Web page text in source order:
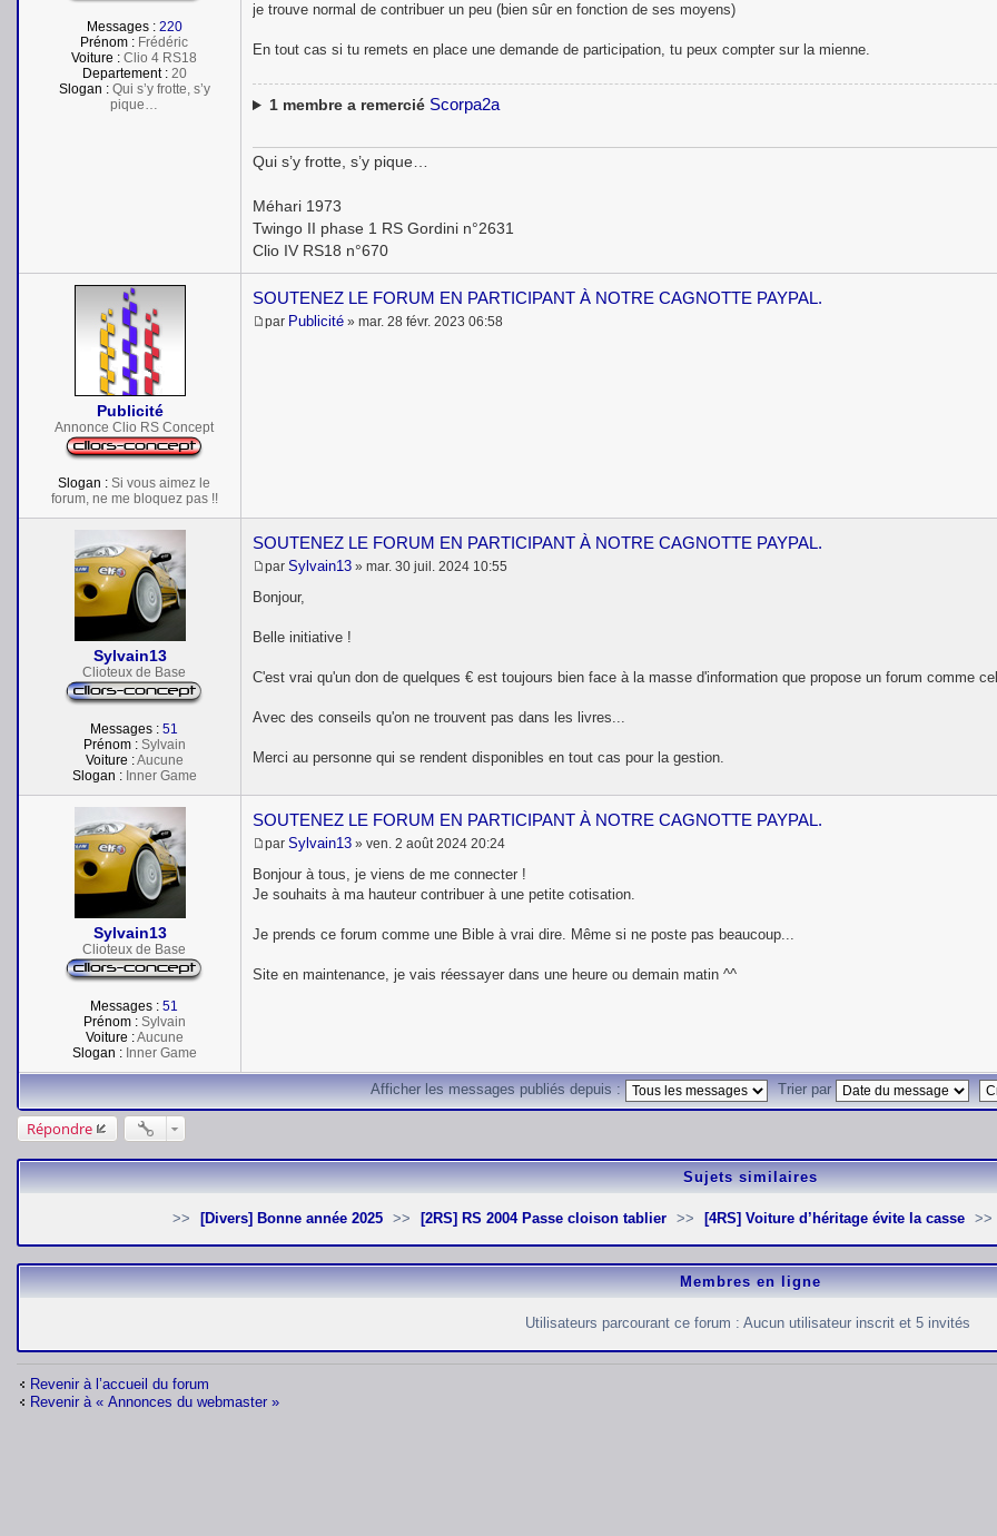
Messages : 220
Prénom : Frédéric
Voiture : Clio 4 RS18
Departement :20
Slogan :Qui s’y frotte, s’y
pique…
je trouve normal de contribuer un peu (bien sûr en fonction de ses moyens)
En tout cas si tu remets en place une demande de participation, tu peux compter sur la mienne.
1membre a remercié Scorpa2a
Qui s’y frotte, s’y pique…
Méhari 1973
Twingo II phase 1 RS Gordini n°2631
Clio IV RS18 n°670
Publicité
Annonce Clio RS Concept
Slogan : Si vous aimez le
forum, ne me bloquez pas !!
SOUTENEZ LE FORUM EN PARTICIPANT À NOTRE CAGNOTTE PAYPAL.
par Publicité » mar. 28 févr. 2023 06:58
Sylvain13
Clioteux de Base
Messages : 51
Prénom :Sylvain
Voiture :Aucune
Slogan :Inner Game
SOUTENEZ LE FORUM EN PARTICIPANT À NOTRE CAGNOTTE PAYPAL.
e
a
e
par Sylvain13 » mar. 30 juil. 2024 10:55
Bonjour,
Belle initiative !
C'est vrai qu'un don de quelques € est toujours bien face à la masse d'information que propose un forum comme
Avec des conseils qu'on ne trouvent pas dans les livres...
Merci au personne qui se rendent disponibles en tout cas pour la gestion.
Sylvain13
Clioteux de Base
Messages : 51
Prénom :Sylvain
Voiture :Aucune
Slogan :Inner Game
SOUTENEZ LE FORUM EN PARTICIPANT À NOTRE CAGNOTTE PAYPAL.
e
s
g
par Sylvain13 » ven. 2 août 2024 20:24
Bonjour à tous, je viens de me connecter !
Je souhaits à ma hauteur contribuer à une petite cotisation.
Je prends ce forum comme une Bible à vrai dire. Même si ne poste pas beaucoup...
Site en maintenance, je vais réessayer dans une heure ou demain matin ^^
Afficher les messages publiés depuis : Trier par
Répondre
Sujets similaires
[Divers] Bonne année 2025 [2RS] RS 2004 Passe cloison tablier [4RS] Voiture d’héritage évite la casse
Membres en ligne
Utilisateurs parcourant ce forum : Aucun utilisateur inscrit et 5 invités
Revenir à l’accueil du forum
Revenir à « Annonces du webmaster »